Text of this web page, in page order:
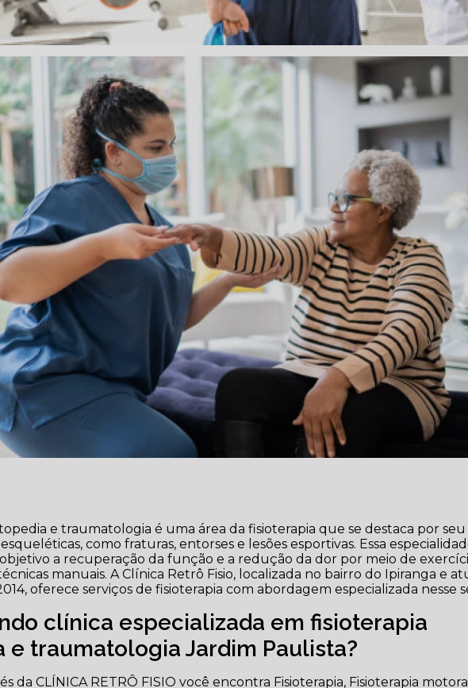
e traumatologia é uma área da fisioterapia que se destaca por
como fraturas, entorses e lesões esportivas. Essa
a recuperação da função e a redução da dor por meio de
manuais. A Clínica Retrô Fisio, localizada no bairro do Ipiranga e
oferece serviços de fisioterapia com abordagem especializada nesse
clínica especializada em fisioterapia
e traumatologia Jardim Paulista?
da CLÍNICA RETRÔ FISIO você encontra Fisioterapia, Fisioterapia